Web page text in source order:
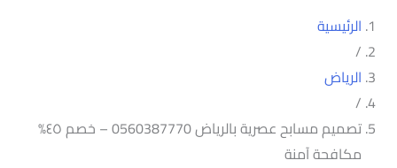
الرئيسية
/
الرياض
/
تصميم مسابح عصرية بالرياض 0560387770 – خصم ٤٥%
مكافحة آمنة